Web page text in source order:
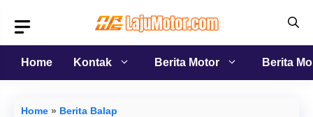
isi
Home
Kontak Berita Motor Berita
Home » Berita Balap